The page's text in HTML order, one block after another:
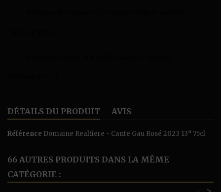
DÉTAILS DU PRODUIT AVIS
Référence Domaine Realtiere - Cante Gau Rosé 2023 13° 75cl
66 AUTRES PRODUITS DANS LA MÊME
CATÉGORIE :